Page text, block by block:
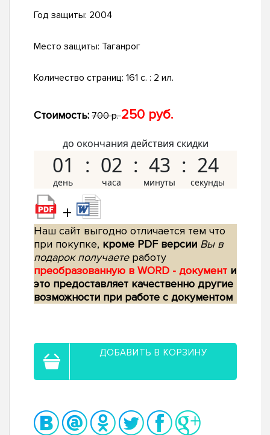
Год защиты: 2004
Место защиты: Таганрог
Количество страниц: 161 с. : 2 ил.
Стоимость: 700 р.250 руб.
до окончания действия скидки
01 02 43 23
+
Наш сайт выгодно отличается тем что
при покупке, кроме PDF версии Вы в
подарок получаетеработу
преобразованную в WORD - документ и
это предоставляет качественно другие
возможности при работе с документом
ДОБАВИТЬ В КОРЗИНУ